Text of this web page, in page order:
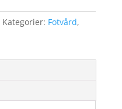
Kategorier: Fotvård,